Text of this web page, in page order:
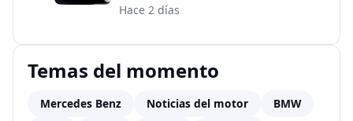
Hace 2 días
Temas del momento
Mercedes Benz Noticias del motor BMW